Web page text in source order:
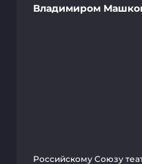
Владимиром
Российскому Союзу